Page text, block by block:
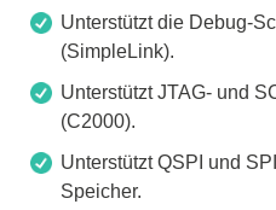
Unterstützt die Debug-
(SimpleLink).
Unterstützt JTAG- und
(C2000).
Unterstützt QSPI und
Speicher.